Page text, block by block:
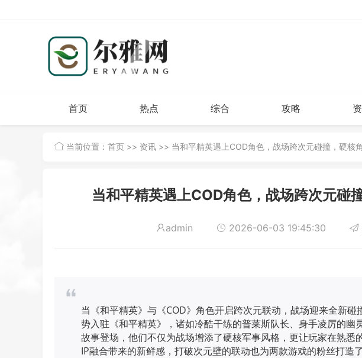
首页 热点 综合 攻略
当前位置： 首页 >> 资讯 >> 当和平精英遇上COD角色，战场跨次元碰撞，硬核
当和平精英遇上COD角色，战场跨次元碰
admin 2026-06-03 19:45:30
当《和平精英》与《COD》角色开启跨次元联动，战场迎来全新碰
势入驻《和平精英》，诸如冷酷干练的普莱斯队长、身手凌厉的幽
故事登场，他们不仅为战场增添了硬核军事风格，更让玩家在熟悉
IP融合带来的新鲜感，打破次元壁的联动也为两款游戏的粉丝打造